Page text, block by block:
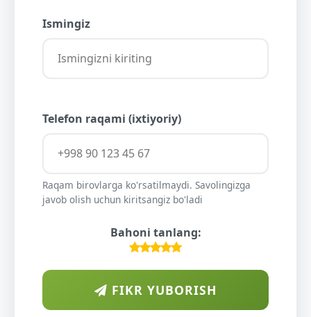
Ismingiz
Telefon raqami (ixtiyoriy)
Raqam birovlarga ko'rsatilmaydi. Savolingizga
javob olish uchun kiritsangiz bo'ladi
Bahoni tanlang:
FIKR YUBORISH